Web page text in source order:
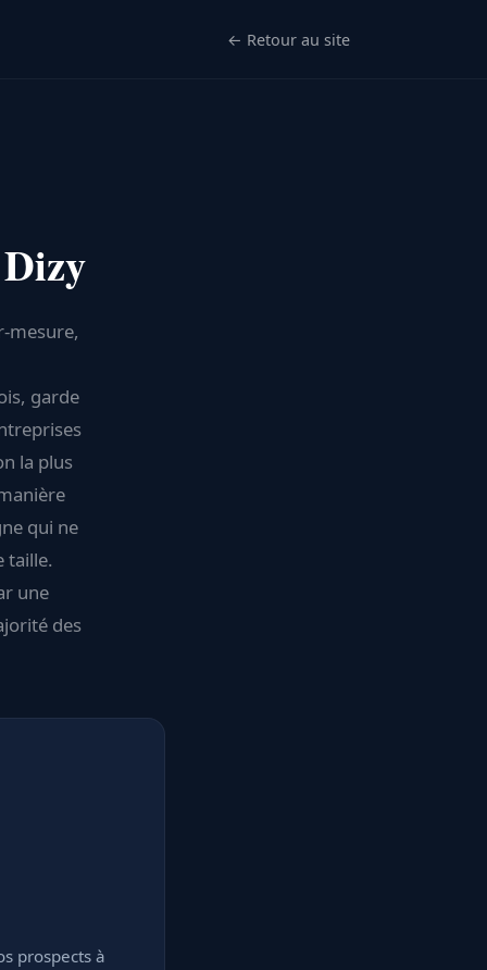
← Retour au site
mesure,
garde
la plus
qui ne
taille.
une
des
prospects à